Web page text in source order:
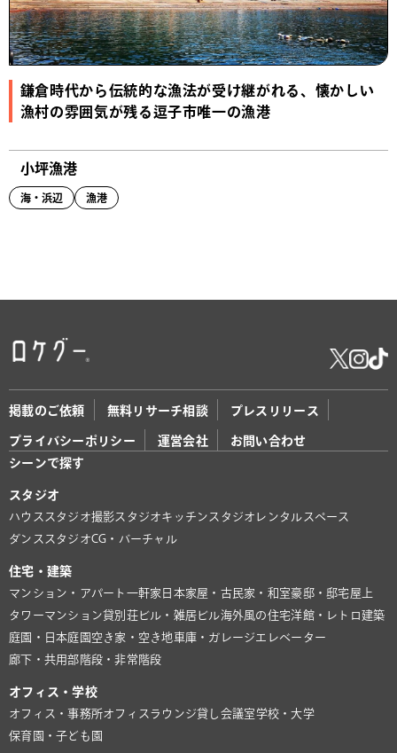
鎌倉時代から伝統的な漁法が受け継がれる、懐かしい
漁村の雰囲気が残る逗子市唯一の漁港
小坪漁港
海・浜辺 漁港
掲載のご依頼 無料リサーチ相談 プレスリリース
プライバシーポリシー 運営会社
お問い合わせ
シーンで探す
スタジオ
ハウススタジオ撮影スタジオキッチンスタジオ レンタルスペース
ダンススタジオCG・バーチャル
住宅・建築
マンション・アパート 一軒家 日本家屋・古民家・和室豪邸・邸宅屋上
タワーマンション貸別荘ビル・雑居ビル海外風の住宅洋館・レトロ建築
庭園・日本庭園 空き家・空き地 車庫・ガレージ エレベーター
廊下・共用部 階段・非常階段
オフィス・学校
オフィス・事務所オフィスラウンジ貸し会議室学校・大学
保育園・子ども園